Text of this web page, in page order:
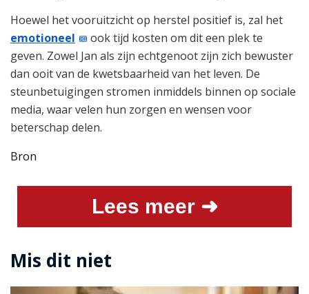
Hoewel het vooruitzicht op herstel positief is, zal het
emotioneel
ook tijd kosten om dit een plek te
geven. Zowel Jan als zijn echtgenoot zijn zich bewuster
dan ooit van de kwetsbaarheid van het leven. De
steunbetuigingen stromen inmiddels binnen op sociale
media, waar velen hun zorgen en wensen voor
beterschap delen.
Bron
Lees meer ➜
Mis dit niet